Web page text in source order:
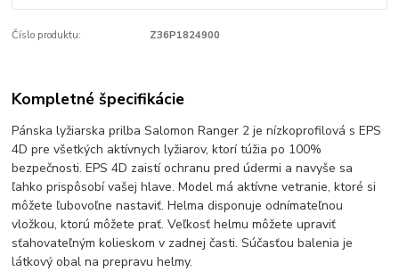
Číslo produktu: Z36P1824900
Kompletné špecifikácie
Pánska lyžiarska prilba Salomon Ranger 2 je nízkoprofilová s EPS
4D pre všetkých aktívnych lyžiarov, ktorí túžia po 100%
bezpečnosti. EPS 4D zaistí ochranu pred údermi a navyše sa
ľahko prispôsobí vašej hlave. Model má aktívne vetranie, ktoré si
môžete ľubovoľne nastaviť. Helma disponuje odnímateľnou
vložkou, ktorú môžete prať. Veľkosť helmu môžete upraviť
sťahovateľným kolieskom v zadnej časti. Súčasťou balenia je
látkový obal na prepravu helmy.